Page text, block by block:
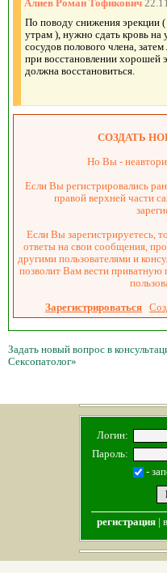
Алиев Роман Тофикович
По поводу снижения эрекции
утрам ), нужно сдать кровь на
сосудов полового члена, затем
при восстановлении хорошей
должна восстановиться.
СОЗДАТЬ
Но Вы -
Если Вы регистрировались
правой верхней части
Если Вы зарегистрируетесь,
ответы на свои сообщения,
другими пользователями и
позволит Вам вести приватную
Зарегистрироваться
Задать новый вопрос в
Сексопатолог»
Логин:
Пароль:
-
регистрация|